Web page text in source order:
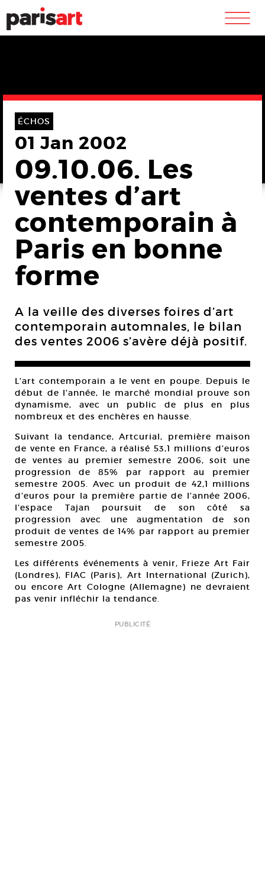
m
ÉCHOS
01 Jan 2002
09.10.06. Les
ventes d’art
contemporain à
Paris en bonne
forme
A la veille des diverses foires d’art
contemporain automnales, le bilan
des ventes 2006 s’avère déjà positif.
L’art contemporain a le vent en poupe. Depuis le
début de l’année, le marché mondial prouve son
dynamisme, avec un public de plus en plus
nombreux et des enchères en hausse.
Suivant la tendance, Artcurial, première maison
de vente en France, a réalisé 53,1 millions d’euros
de ventes au premier semestre 2006, soit une
progression de 85% par rapport au premier
semestre 2005. Avec un produit de 42,1 millions
d’euros pour la première partie de l’année 2006,
l’espace Tajan poursuit de son côté sa
progression avec une augmentation de son
produit de ventes de 14% par rapport au premier
semestre 2005.
Les différents événements à venir, Frieze Art Fair
(Londres), FIAC (Paris), Art International (Zurich),
ou encore Art Cologne (Allemagne) ne devraient
pas venir infléchir la tendance.
PUBLICITÉ